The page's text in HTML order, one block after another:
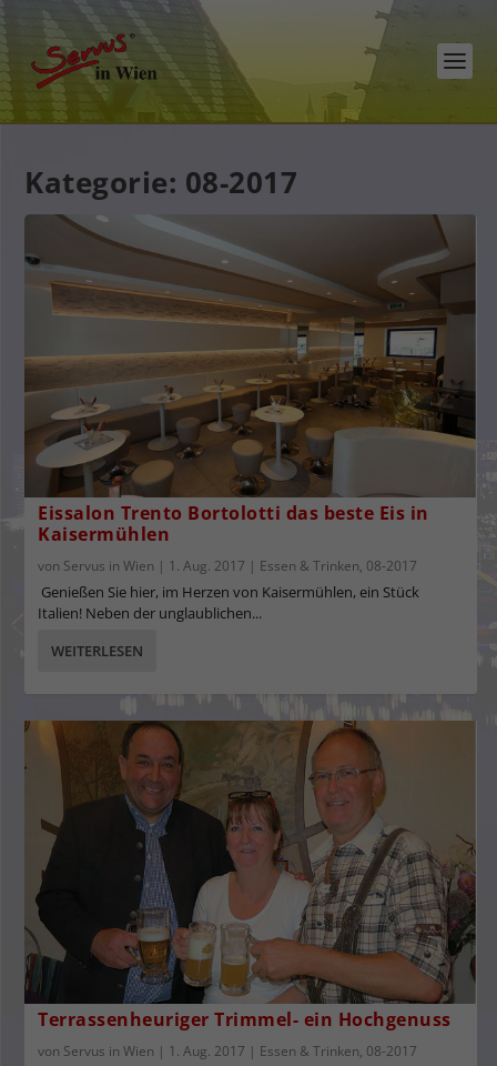
Kategorie: 08-2017
Eissalon Trento Bortolotti das beste Eis in
Kaisermühlen
von Servus in Wien | 1. Aug. 2017 | Essen & Trinken, 08-2017
Genießen Sie hier, im Herzen von Kaisermühlen, ein Stück
Italien! Neben der unglaublichen...
WEITERLESEN
Terrassenheuriger Trimmel- ein Hochgenuss
von Servus in Wien | 1. Aug. 2017 | Essen & Trinken, 08-2017